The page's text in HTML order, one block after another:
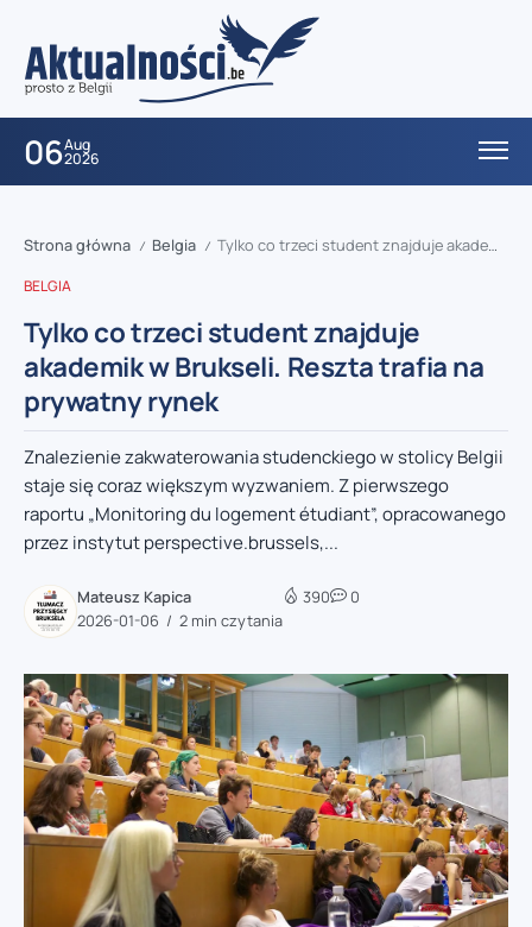
06Aug
2026
Strona główna / Belgia / Tylko co trzeci student znajduje akademik w Brukseli. Reszta trafia na prywatny rynek
BELGIA
Tylko co trzeci student znajduje
akademik w Brukseli. Reszta trafia na
prywatny rynek
Znalezienie zakwaterowania studenckiego w stolicy Belgii
staje się coraz większym wyzwaniem. Z pierwszego
raportu „Monitoring du logement étudiant”, opracowanego
przez instytut perspective.brussels,...
Mateusz Kapica
2026-01-06
2 min czytania
390 0